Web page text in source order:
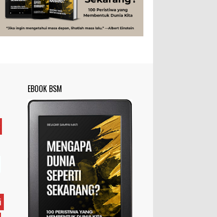
Tubuh Manusia
Umum
Pemain Togel
Ilustrasi/zdnet.com Ini adalah catatan
penutup untuk dua catatan saya
adalah istilah yang digunakan untuk
menyebut zat-zat yang tidak diinginkan,
yang terdapat dalam suatu...
Apa yang Disebut Badan Golgi?
Ilustrasi/utakatikotak.com Badan Golgi
(disebut pula aparatus Golgi, kompleks
Golgi, atau diktiosom) adalah organel
yang dikaitkan denga...
Apakah UFO Benar-benar Ada?
Ilustrasi/istimewa Sebagian orang
percaya UFO benar-benar ada.
EBOOK BSM